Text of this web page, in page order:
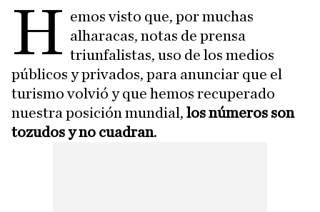
H emos visto que, por muchas
alharacas, notas de prensa
triunfalistas, uso de los medios
públicos y privados, para anunciar que el
turismo volvió y que hemos recuperado
nuestra posición mundial, los números son
tozudos y no cuadran.